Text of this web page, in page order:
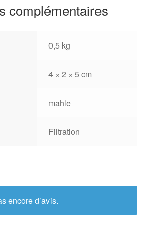
complémentaires
0,5 kg
4 × 2 × 5 cm
mahle
Filtration
encore d’avis.